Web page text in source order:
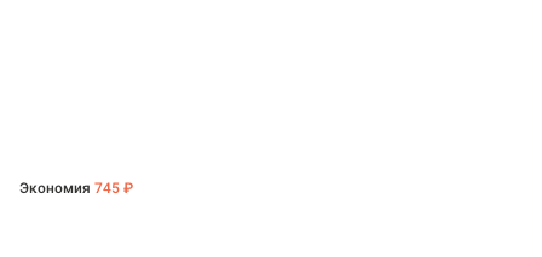
Экономия 745 ₽